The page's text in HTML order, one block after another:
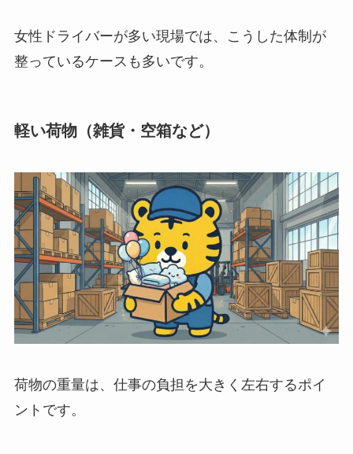
女性ドライバーが多い現場では、こうした体制が
整っているケースも多いです。
軽い荷物（雑貨・空箱など）
荷物の重量は、仕事の負担を大きく左右するポイ
ントです。